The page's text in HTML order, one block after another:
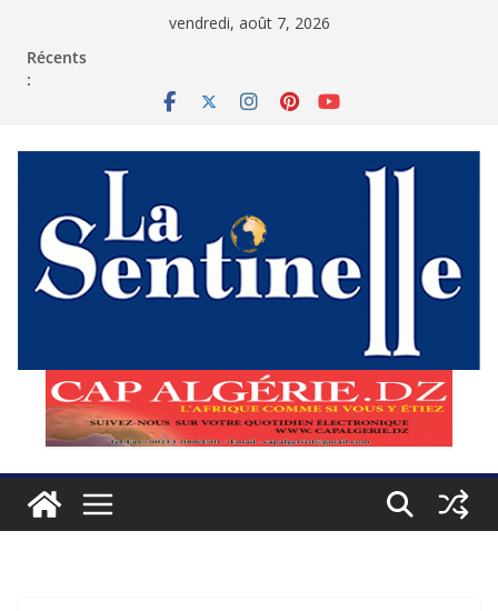
vendredi, août 7, 2026
Récents
: